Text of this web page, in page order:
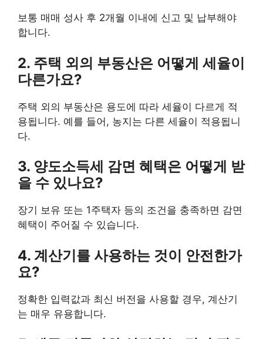
보통 매매 성사 후 2개월 이내에 신고 및 납부해야
합니다.
2. 주택 외의 부동산은 어떻게 세율이
다른가요?
주택 외의 부동산은 용도에 따라 세율이 다르게 적
용됩니다. 예를 들어, 농지는 다른 세율이 적용됩니
다.
3. 양도소득세 감면 혜택은 어떻게 받
을 수 있나요?
장기 보유 또는 1주택자 등의 조건을 충족하면 감면
혜택이 주어질 수 있습니다.
4. 계산기를 사용하는 것이 안전한가
요?
정확한 입력값과 최신 버전을 사용할 경우, 계산기
는 매우 유용합니다.